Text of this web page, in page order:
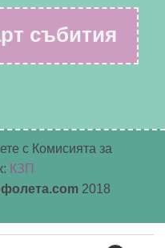
събития
с Комисията за
КЗП
2018